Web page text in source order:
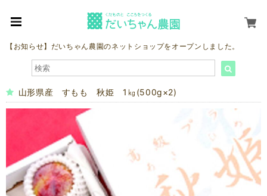
【お知らせ】だいちゃん農園のネットショップをオープンしました。
山形県産 すもも 秋姫 1㎏(500g×2)